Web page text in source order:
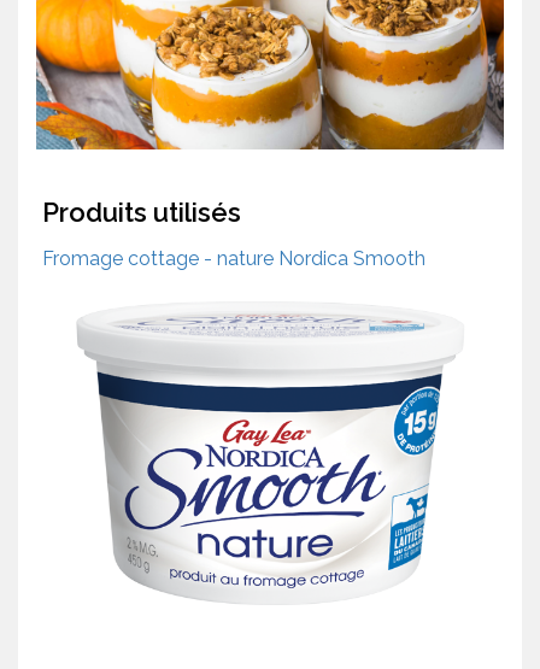
Produits utilisés
Fromage cottage - nature Nordica Smooth